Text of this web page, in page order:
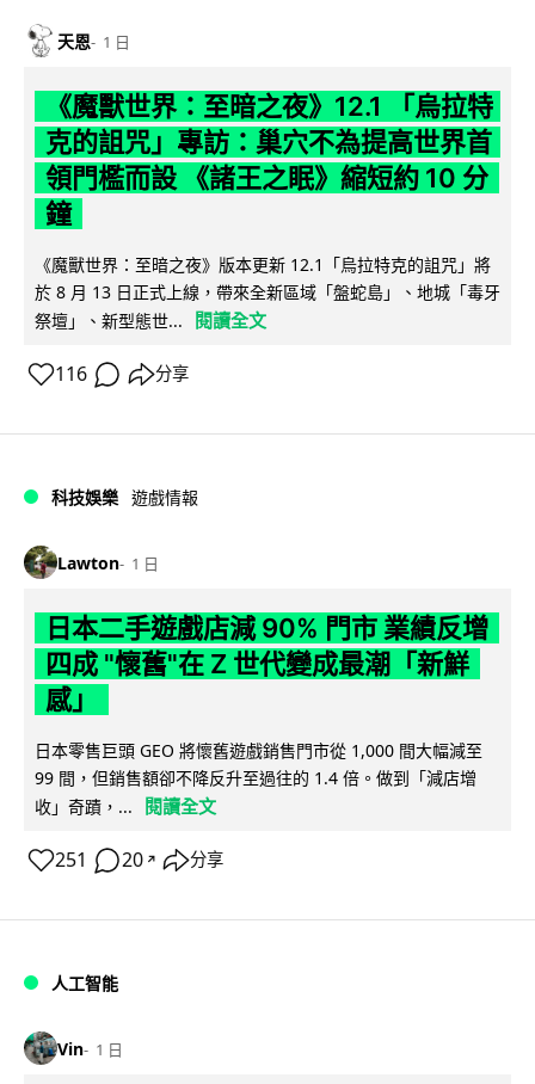
天恩 1 日
《魔獸世界：至暗之夜》12.1 「烏拉特
克的詛咒」專訪：巢穴不為提高世界首
領門檻而設 《諸王之眠》縮短約 10 分
鐘
《魔獸世界：至暗之夜》版本更新 12.1「烏拉特克的詛咒」將
於 8 月 13 日正式上線，帶來全新區域「盤蛇島」、地城「毒牙
祭壇」、新型態世...
閱讀全文
116 分享
科技娛樂 遊戲情報
Lawton 1 日
日本二手遊戲店減 90% 門市 業績反增
四成 "懷舊"在 Z 世代變成最潮「新鮮
感」
日本零售巨頭 GEO 將懷舊遊戲銷售門市從 1,000 間大幅減至
99 間，但銷售額卻不降反升至過往的 1.4 倍。做到「減店增
收」奇蹟，...
閱讀全文
251 20 ↗ 分享
人工智能
Vin 1 日